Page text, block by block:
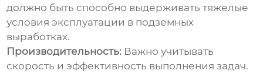
должно быть способно выдерживать тяжелые
условия эксплуатации в подземных
выработках.
Производительность: Важно учитывать
скорость и эффективность выполнения задач.